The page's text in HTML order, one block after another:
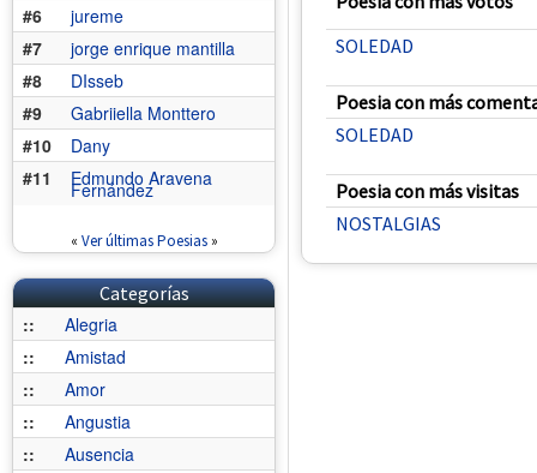
#6
jureme
#7
jorge enrique mantilla
#8
DIsseb
#9
Gabriiella Monttero
#10
Dany
#11
Edmundo Aravena
Fernández
« Ver últimas Poesias»
Categorías
::
Alegria
::
Amistad
::
Amor
::
Angustia
::
Ausencia
SOLEDAD
Poesia con más
SOLEDAD
Poesia con más visitas
NOSTALGIAS